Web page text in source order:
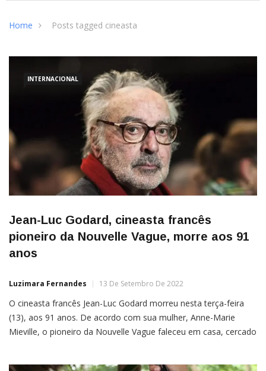
Home Posts tagged cineasta
INTERNACIONAL
Jean-Luc Godard, cineasta francês
pioneiro da Nouvelle Vague, morre aos 91
anos
Luzimara Fernandes 13 De Setembro De 2022
O cineasta francês Jean-Luc Godard morreu nesta terça-feira
(13), aos 91 anos. De acordo com sua mulher, Anne-Marie
Mieville, o pioneiro da Nouvelle Vague faleceu em casa, cercado